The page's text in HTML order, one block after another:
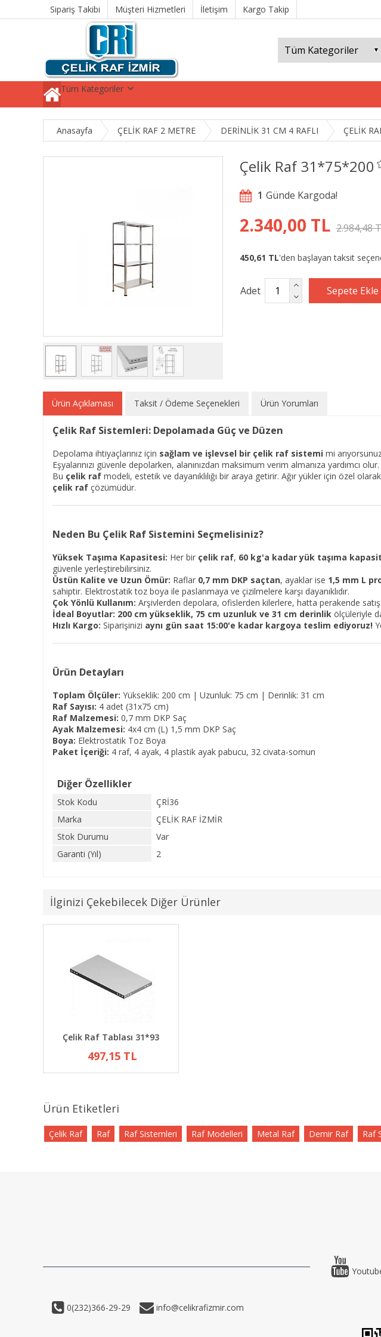
Sipariş Takibi Müşteri Hizmetleri İletişim Kargo Takip
Tüm Kategoriler
Anasayfa ÇELİK RAF 2 METRE DERİNLİK 31 CM 4 RAFLI ÇELİK
Çelik Raf 31*75*200
1
2.340,00 TL 2.984,48
450,61 TL'den başlayan taksit
Adet
Ürün Açıklaması Taksit / Ödeme Seçenekleri Ürün Yorumları
Çelik Raf Sistemleri: Depolamada Güç ve Düzen
Depolama ihtiyaçlarınız için sağlam ve işlevsel bir çelik raf sistemi mi
Eşyalarınızı güvenle depolarken, alanınızdan maksimum verim almanıza yardımcı olur.
Bu çelik raf modeli, estetik ve dayanıklılığı bir araya getirir. Ağır yükler için özel
çelik raf çözümüdür.
Neden Bu Çelik Raf Sistemini Seçmelisiniz?
Yüksek Taşıma Kapasitesi: Her bir çelik raf, 60 kg'a kadar yük taşıma
güvenle yerleştirebilirsiniz.
Üstün Kalite ve Uzun Ömür: Raflar 0,7 mm DKP saçtan, ayaklar ise 1,5 mm L
sahiptir. Elektrostatik toz boya ile paslanmaya ve çizilmelere karşı dayanıklıdır.
Çok Yönlü Kullanım: Arşivlerden depolara, ofislerden kilerlere, hatta perakende
İdeal Boyutlar: 200 cm yükseklik, 75 cm uzunluk ve 31 cm derinlik ölçüleriyle
Hızlı Kargo: Siparişinizi aynı gün saat 15:00'e kadar kargoya teslim ediyoruz!
Ürün Detayları
Toplam Ölçüler: Yükseklik: 200 cm | Uzunluk: 75 cm | Derinlik: 31 cm
Raf Sayısı: 4 adet (31x75 cm)
Raf Malzemesi: 0,7 mm DKP Saç
Ayak Malzemesi: 4x4 cm (L) 1,5 mm DKP Saç
Boya: Elektrostatik Toz Boya
Paket İçeriği: 4 raf, 4 ayak, 4 plastik ayak pabucu, 32 civata-somun
Diğer Özellikler
Stok Kodu
ÇRİ36
Marka
ÇELİK RAF İZMİR
Stok Durumu
Var
Garanti (Yıl)
2
İlginizi Çekebilecek Diğer Ürünler
Çelik Raf Tablası 31*93
497,15 TL
Ürün Etiketleri
Çelik Raf Raf Raf Sistemleri Raf Modelleri Metal Raf Demir Raf Raf
0(232)366-29-29 info@celikrafizmir.com